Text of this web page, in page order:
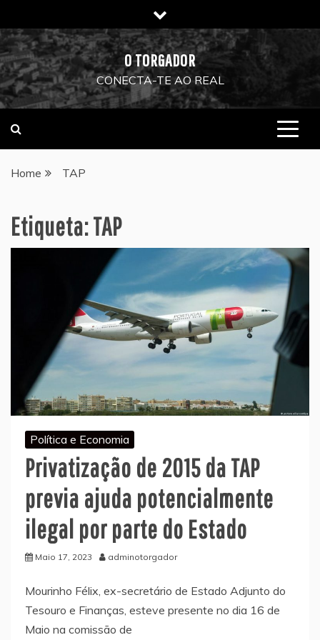
to
content
O TORGADOR
CONECTA-TE AO REAL
Home TAP
Etiqueta:TAP
Política e Economia
Privatização de 2015 da TAP
previa ajuda potencialmente
ilegal por parte do Estado
Maio 17, 2023 adminotorgador
Mourinho Félix, ex-secretário de Estado Adjunto do
Tesouro e Finanças, esteve presente no dia 16 de
Maio na comissão de